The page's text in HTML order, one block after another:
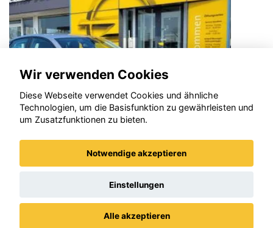
Opel Astra
Wir verwenden Cookies
Diese Webseite verwendet Cookies und ähnliche
Technologien, um die Basisfunktion zu gewährleisten und
um Zusatzfunktionen zu bieten.
Notwendige akzeptieren
Einstellungen
Alle akzeptieren